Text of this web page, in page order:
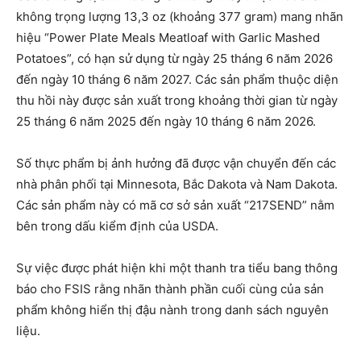
không trọng lượng 13,3 oz (khoảng 377 gram) mang nhãn
hiệu “Power Plate Meals Meatloaf with Garlic Mashed
Potatoes”, có hạn sử dụng từ ngày 25 tháng 6 năm 2026
đến ngày 10 tháng 6 năm 2027. Các sản phẩm thuộc diện
thu hồi này được sản xuất trong khoảng thời gian từ ngày
25 tháng 6 năm 2025 đến ngày 10 tháng 6 năm 2026.
Số thực phẩm bị ảnh hưởng đã được vận chuyển đến các
nhà phân phối tại Minnesota, Bắc Dakota và Nam Dakota.
Các sản phẩm này có mã cơ sở sản xuất “217SEND” nằm
bên trong dấu kiểm định của USDA.
Sự việc được phát hiện khi một thanh tra tiểu bang thông
báo cho FSIS rằng nhãn thành phần cuối cùng của sản
phẩm không hiển thị đậu nành trong danh sách nguyên
liệu.